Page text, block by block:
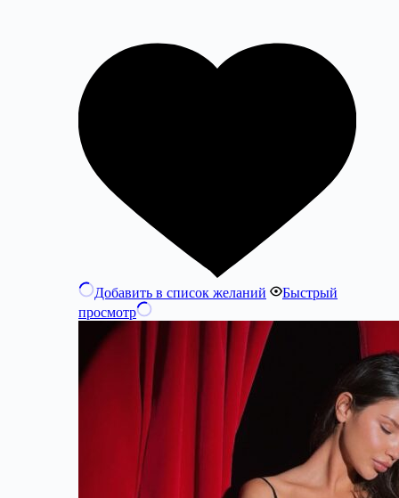
Добавить в список желаний
Быстрый
просмотр